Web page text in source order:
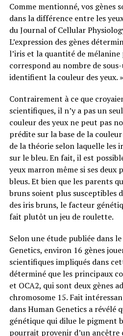
Comme mentionné, vos gènes
dans la différence entre les
du Journal of Cellular
L’expression des gènes
l’iris et la quantité de
correspond au nombre de
identifient la couleur des yeux. »
Contrairement à ce que
scientifiques, il n’y a pas un
couleur des yeux ne peut pas
prédite sur la base de la
de la théorie selon laquelle les
sur le bleu. En fait, il est
yeux marron même si ses deux
bleus. Et bien que les parents
bruns soient plus susceptibles
des iris bruns, le facteur
fait plutôt un jeu de roulette.
Selon une étude publiée dans
Genetics, environ 16 gènes
scientifiques impliqués dans
déterminé que les principaux
et OCA2, qui sont deux gènes
chromosome 15. Fait
dans Human Genetics a révélé
génétique qui dilue le pigment
pourrait provenir d’un ancêtre